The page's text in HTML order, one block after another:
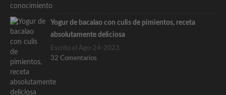
Yogur de bacalao con culis de pimientos, receta
absolutamente deliciosa
Escrito el Ago-24-2023
32 Comentarios